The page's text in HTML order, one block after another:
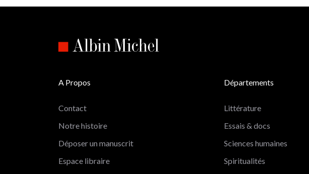
A Propos
Contact
Notre histoire
Déposer un manuscrit
Espace libraire
Départements
Littérature
Essais & docs
Sciences humaines
Spiritualités